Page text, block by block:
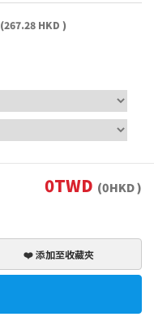
(267.28 HKD )
0TWD (0HKD )
❤️ 添加至收藏夾